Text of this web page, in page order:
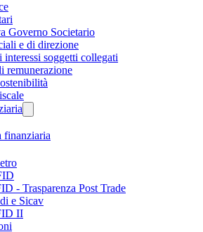
Governo Societario
e di direzione
soggetti collegati
remunerazione
finanziaria
- Trasparenza Post Trade
e Sicav
II